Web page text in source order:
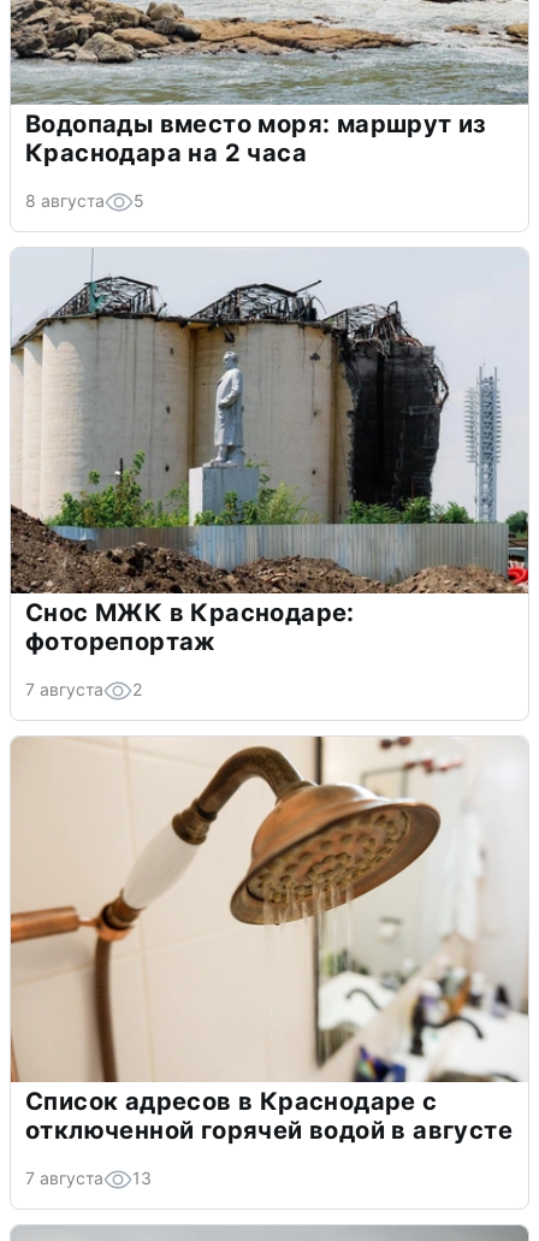
Водопады вместо моря: маршрут из
Краснодара на 2 часа
8 августа 5
Снос МЖК в Краснодаре:
фоторепортаж
7 августа 2
Список адресов в Краснодаре с
отключенной горячей водой в августе
7 августа 13